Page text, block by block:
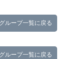
ループ一覧に戻る
ループ一覧に戻る